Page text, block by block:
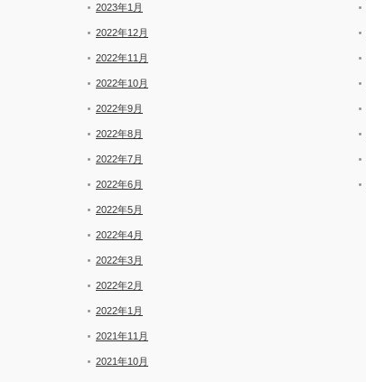
2023年1月
2022年12月
2022年11月
2022年10月
2022年9月
2022年8月
2022年7月
2022年6月
2022年5月
2022年4月
2022年3月
2022年2月
2022年1月
2021年11月
2021年10月